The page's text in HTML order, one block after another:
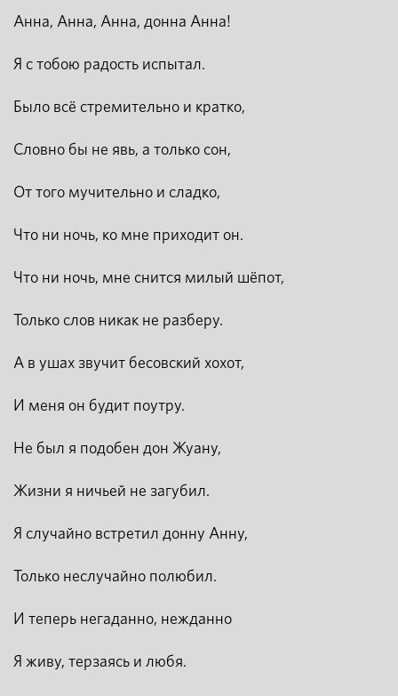
Анна, Анна, Анна, донна Анна!
Я с тобою радость испытал.
Было всё стремительно и кратко,
Словно бы не явь, а только сон,
От того мучительно и сладко,
Что ни ночь, ко мне приходит он.
Что ни ночь, мне снится милый шёпот,
Только слов никак не разберу.
А в ушах звучит бесовский хохот,
И меня он будит поутру.
Не был я подобен дон Жуану,
Жизни я ничьей не загубил.
Я случайно встретил донну Анну,
Только неслучайно полюбил.
И теперь негаданно, нежданно
Я живу, терзаясь и любя.